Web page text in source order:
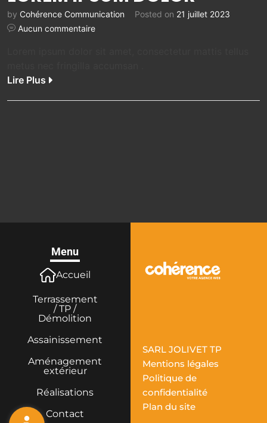
by Cohérence Communication Posted on 21 juillet 2023
Aucun commentaire
Lire Plus
Menu
Accueil
Terrassement
/ TP /
Démolition
Assainissement
Aménagement
extérieur
Réalisations
Contact
SARL JOLIVET TP
Mentions légales
Politique de
confidentialité
Plan du site